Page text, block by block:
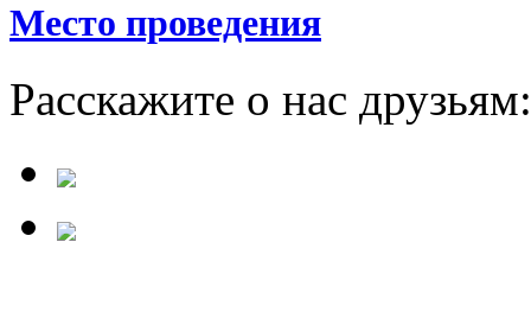
Место проведения
Расскажите о нас друзьям: